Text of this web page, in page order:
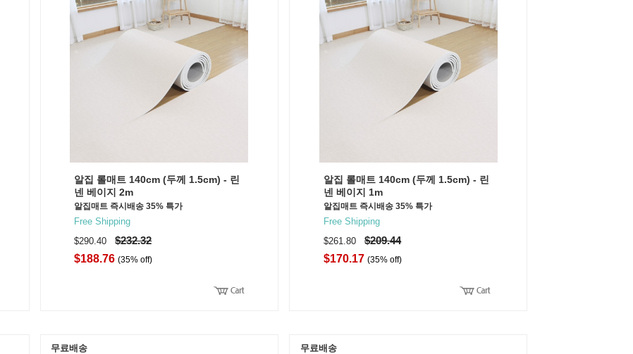
알집 롤매트 140cm (두께 1.5cm) - 린
넨 베이지 2m
알집매트 즉시배송 35% 특가
Free Shipping
$290.40$232.32
$188.76(35% off)
알집 롤매트 140cm (두께 1.5cm) - 린
넨 베이지 1m
알집매트 즉시배송 35% 특가
Free Shipping
$261.80$209.44
$170.17 (35% off)
무료배송 무료배송